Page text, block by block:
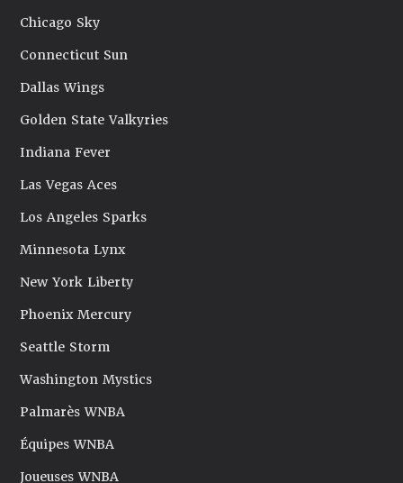
Chicago Sky
Connecticut Sun
Dallas Wings
Golden State Valkyries
Indiana Fever
Las Vegas Aces
Los Angeles Sparks
Minnesota Lynx
New York Liberty
Phoenix Mercury
Seattle Storm
Washington Mystics
Palmarès WNBA
Équipes WNBA
Joueuses WNBA